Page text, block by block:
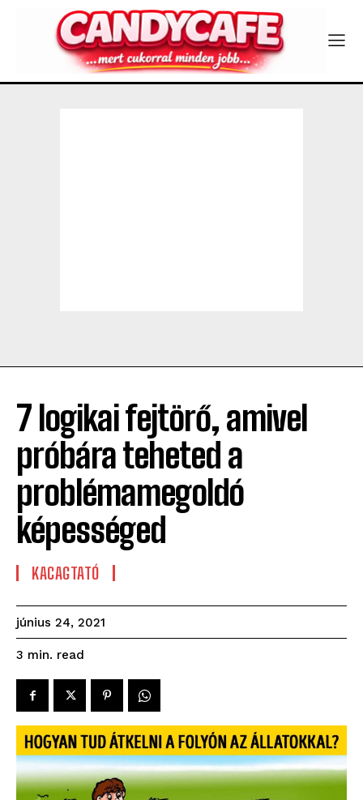
7 logikai fejtörő, amivel
próbára teheted a
problémamegoldó
képességed
KACAGTATÓ
június 24, 2021
3 min. read